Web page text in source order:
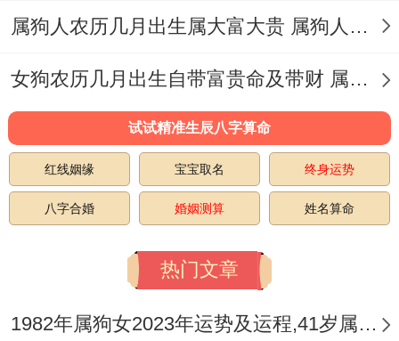
子，增加遇见心仪对象的机会。
朋友则可能再这一年里更珍惜彼此的感情，
共同创造美好的回忆...
4、财富运气
2025年里属狗朋友的财富上的运气还是不错
的，旺盛的人缘带旺身边多了更多捕获事
业、财源的契机！
全年有【小耗】出现,这是一颗会让属狗朋友
属狗人农历几月出生属大富大贵 属狗人一生走向的命运如何
女狗农历几月出生自带富贵命及带财 属狗女带什么可招财且提高运气
试试精准生辰八字算命
红线姻缘 宝宝取名 终身运势
八字合婚 婚姻测算 姓名算命
热门文章
1982年属狗女2023年运势及运程,41岁属狗人2023全年每月运势女性如何